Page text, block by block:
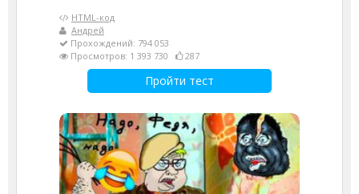
HTML-код
Андрей
Прохождений: 794 053
Просмотров: 1 393 730
287
Пройти тест